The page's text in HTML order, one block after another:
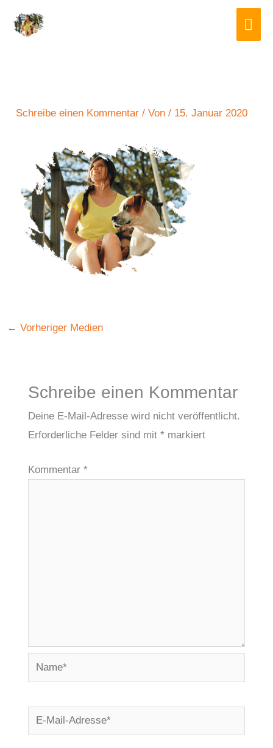
Inhalt
Schreibe einen Kommentar / Von/ 15. Januar 2020
← Vorheriger Medien
Schreibe einen Kommentar
Deine E-Mail-Adresse wird nicht veröffentlicht.
Erforderliche Felder sind mit * markiert
Kommentar *
Name*
E-
Mail-